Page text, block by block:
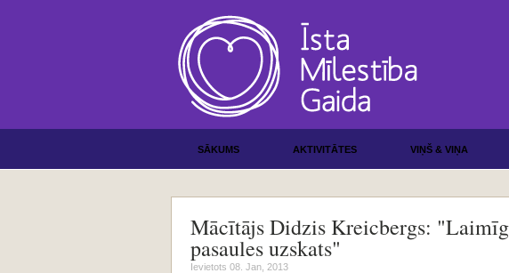
SĀKUMS AKTIVITĀTES VIŅŠ & VIŅA
Mācītājs Didzis Kreicbergs:
pasaules uzskats"
Ievietots 08. Jan, 2013